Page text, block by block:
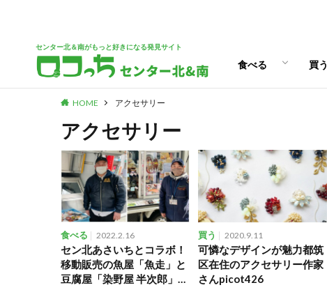
センター北＆南がもっと好きになる発見サイト
食べる 買う
HOME アクセサリー
アクセサリー
食べる 2022.2.16
セン北あさいちとコラボ！
移動販売の魚屋「魚走」と
豆腐屋「染野屋 半次郎」が
買う 2020.9.11
可憐なデザインが魅力都筑
区在住のアクセサリー作家
さんpicot426